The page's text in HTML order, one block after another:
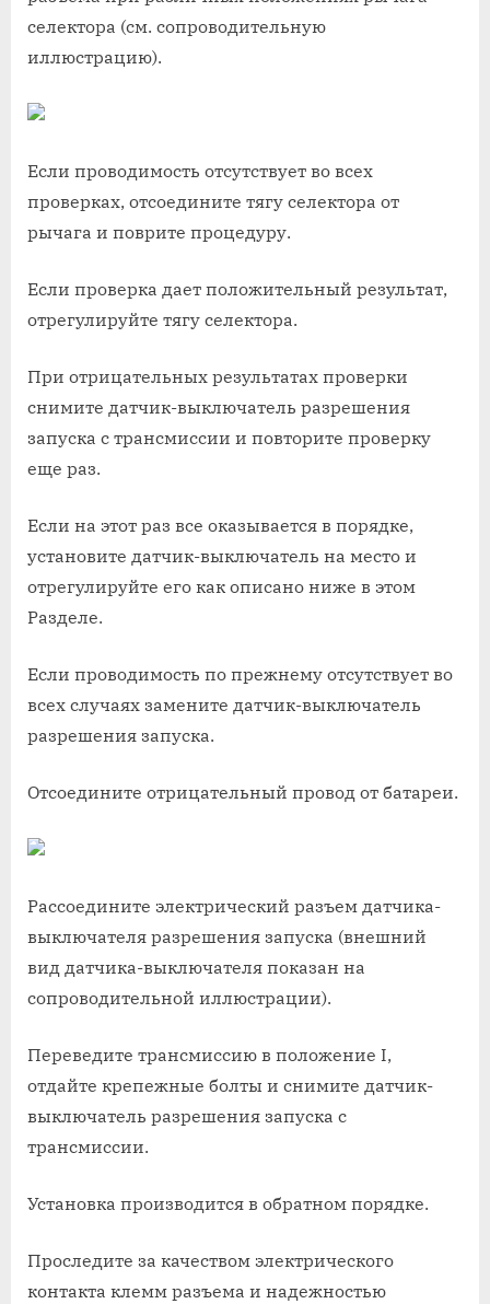
селектора (см. сопроводительную
иллюстрацию).
Если проводимость отсутствует во всех
проверках, отсоедините тягу селектора от
рычага и поврите процедуру.
Если проверка дает положительный результат,
отрегулируйте тягу селектора.
При отрицательных результатах проверки
снимите датчик-выключатель разрешения
запуска с трансмиссии и повторите проверку
еще раз.
Если на этот раз все оказывается в порядке,
установите датчик-выключатель на место и
отрегулируйте его как описано ниже в этом
Разделе.
Если проводимость по прежнему отсутствует во
всех случаях замените датчик-выключатель
разрешения запуска.
Отсоедините отрицательный провод от батареи.
Рассоедините электрический разъем датчика-
выключателя разрешения запуска (внешний
вид датчика-выключателя показан на
сопроводительной иллюстрации).
Переведите трансмиссию в положение I,
отдайте крепежные болты и снимите датчик-
выключатель разрешения запуска с
трансмиссии.
Установка производится в обратном порядке.
Проследите за качеством электрического
контакта клемм разъема и надежностью